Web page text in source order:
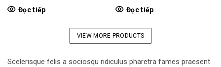
Đọc tiếp Đọc tiếp
VIEW MORE PRODUCTS
Scelerisque felis a sociosqu ridiculus pharetra fames praesent